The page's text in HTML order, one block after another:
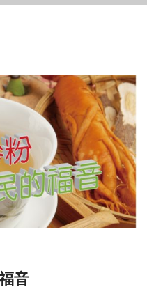
音